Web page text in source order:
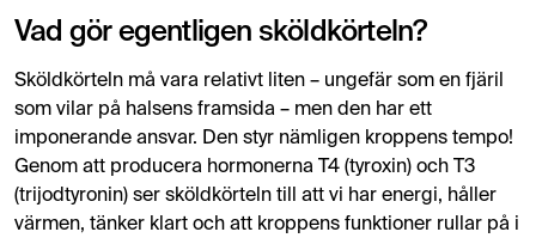
Vad gör egentligen sköldkörteln?
Sköldkörteln må vara relativt liten – ungefär som en fjäril
som vilar på halsens framsida – men den har ett
imponerande ansvar. Den styr nämligen kroppens tempo!
Genom att producera hormonerna T4 (tyroxin) och T3
(trijodtyronin) ser sköldkörteln till att vi har energi, håller
värmen, tänker klart och att kroppens funktioner rullar på i